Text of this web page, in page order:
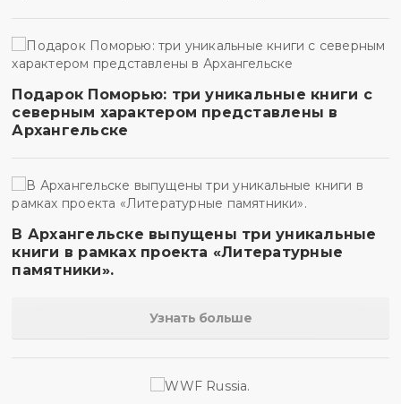
Подарок Поморью: три уникальные книги с
северным характером представлены в
Архангельске
В Архангельске выпущены три уникальные
книги в рамках проекта «Литературные
памятники».
Узнать больше